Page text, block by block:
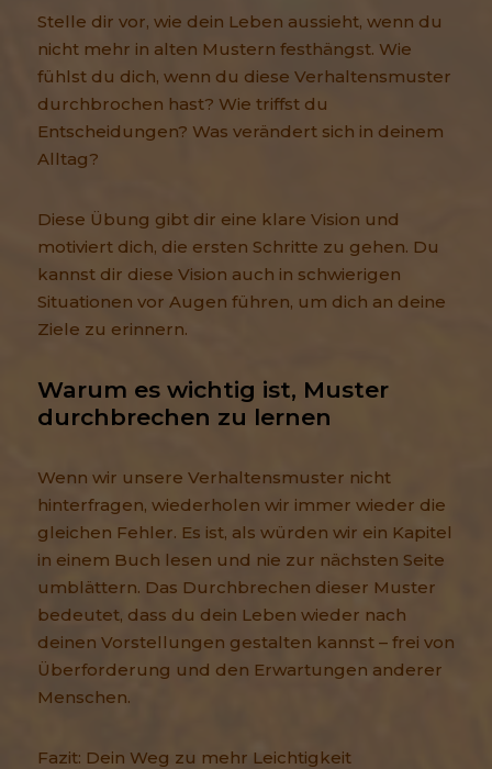
Stelle dir vor, wie dein Leben aussieht, wenn du
nicht mehr in alten Mustern festhängst. Wie
fühlst du dich, wenn du diese Verhaltensmuster
durchbrochen hast? Wie triffst du
Entscheidungen? Was verändert sich in deinem
Alltag?
Diese Übung gibt dir eine klare Vision und
motiviert dich, die ersten Schritte zu gehen. Du
kannst dir diese Vision auch in schwierigen
Situationen vor Augen führen, um dich an deine
Ziele zu erinnern.
Warum es wichtig ist, Muster
durchbrechen zu lernen
Wenn wir unsere Verhaltensmuster nicht
hinterfragen, wiederholen wir immer wieder die
gleichen Fehler. Es ist, als würden wir ein Kapitel
in einem Buch lesen und nie zur nächsten Seite
umblättern. Das Durchbrechen dieser Muster
bedeutet, dass du dein Leben wieder nach
deinen Vorstellungen gestalten kannst – frei von
Überforderung und den Erwartungen anderer
Menschen.
Fazit: Dein Weg zu mehr Leichtigkeit